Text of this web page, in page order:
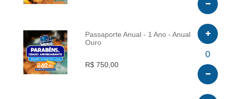
INFO
Passaporte Anual - 1 Ano - Anual
Ouro
R$ 750,00
0